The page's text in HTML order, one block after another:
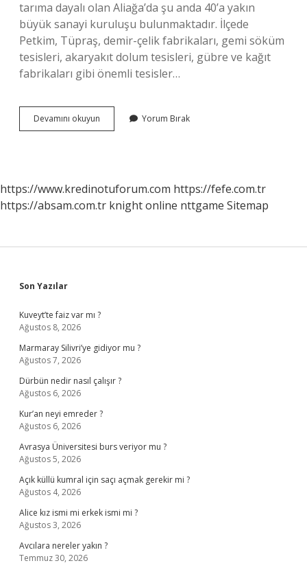
tarıma dayalı olan Aliağa’da şu anda 40’a yakın
büyük sanayi kuruluşu bulunmaktadır. İlçede
Petkim, Tüpraş, demir-çelik fabrikaları, gemi söküm
tesisleri, akaryakıt dolum tesisleri, gübre ve kağıt
fabrikaları gibi önemli tesisler…
Devamını okuyun
Aliağada
Yorum Bırak
https://www.kredinotuforum.com https://fefe.com.tr
https://absam.com.tr knight online nttgame Sitemap
Sidebar
Son Yazılar
Kuveyt’te faiz var mı ?
Ağustos 8, 2026
Marmaray Silivri’ye gidiyor mu ?
Ağustos 7, 2026
Dürbün nedir nasıl çalışır ?
Ağustos 6, 2026
Kur’an neyi emreder ?
Ağustos 6, 2026
Avrasya Üniversitesi burs veriyor mu ?
Ağustos 5, 2026
Açık küllü kumral için saçı açmak gerekir mi ?
Ağustos 4, 2026
Alice kız ismi mi erkek ismi mi ?
Ağustos 3, 2026
Avcılara nereler yakın ?
Temmuz 30, 2026